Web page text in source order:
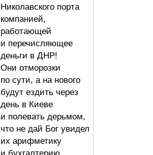
Николавского порта
компанией,
работающей
и перечисляющее
деньги в ДНР!
Они отморозки
по сути, а на нового
будут ездить через
день в Киеве
и полевать дерьмом,
что не дай Бог увидел
их арифметику
и бухгалтерию,